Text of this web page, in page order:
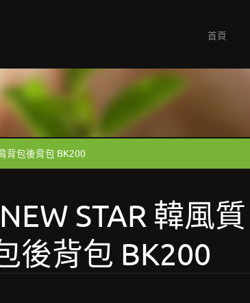
首頁
背包後背包 BK200
STAR 韓風質
後背包 BK200